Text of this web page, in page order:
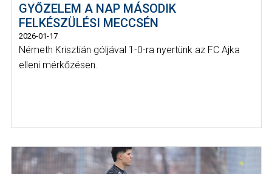
GYŐZELEM A NAP MÁSODIK
FELKÉSZÜLÉSI MECCSÉN
2026-01-17
Németh Krisztián góljával 1-0-ra nyertünk az FC Ajka
elleni mérkőzésen.